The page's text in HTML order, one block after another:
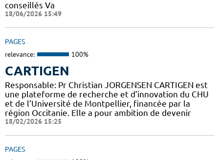
conseillés Va
18/06/2026 15:49
PAGES
relevance: 100%
CARTIGEN
Responsable: Pr Christian JORGENSEN CARTIGEN est
une plateforme de recherche et d’innovation du CHU
et de l’Université de Montpellier, financée par la
région Occitanie. Elle a pour ambition de devenir
18/02/2026 15:25
PAGES